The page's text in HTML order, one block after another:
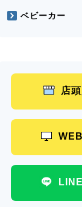
ベビーカー
店